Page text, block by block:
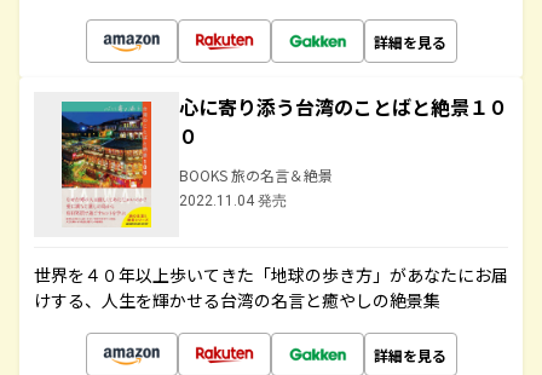
詳細を見る
心に寄り添う台湾のことばと絶景１０
０
BOOKS 旅の名言＆絶景
2022.11.04 発売
世界を４０年以上歩いてきた「地球の歩き方」があなたにお届
けする、人生を輝かせる台湾の名言と癒やしの絶景集
詳細を見る